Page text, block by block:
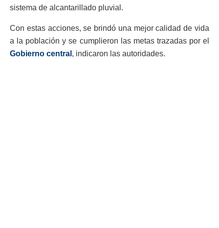
sistema de alcantarillado pluvial.
Con estas acciones, se brindó una mejor calidad de vida
a la población y se cumplieron las metas trazadas por el
Gobierno central , indicaron las autoridades.